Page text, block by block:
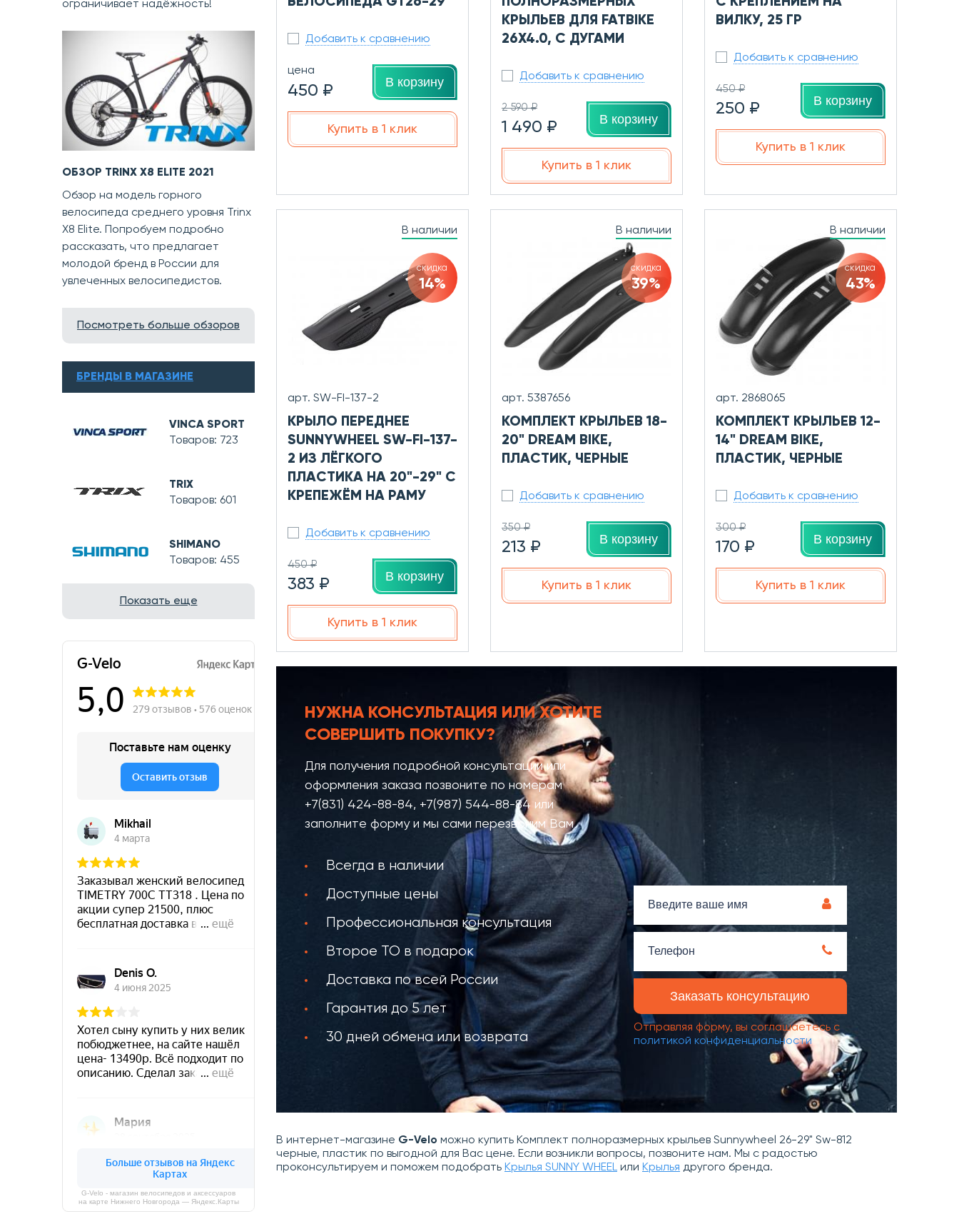
ограничивает надёжность!
ОБЗОР TRINX X8 ELITE 2021
Обзор на модель горного
велосипеда среднего уровня Trinx
X8 Elite. Попробуем подробно
рассказать, что предлагает
молодой бренд в России для
увлеченных велосипедистов.
Посмотреть больше обзоров
БРЕНДЫ В МАГАЗИНЕ
VINCA SPORT
Товаров: 723
TRIX
Товаров: 601
SHIMANO
Товаров: 455
Показать еще
G-Velo - магазин велосипедов и аксессуаров
на карте Нижнего Новгорода — Яндекс.Карты
Добавить к сравнению
цена
450 ₽ В корзину
Купить в 1 клик
КРЫЛЬЕВ ДЛЯ FATBIKE
26X4.0, С ДУГАМИ
Добавить к сравнению
2 590 ₽
1 490 ₽ В корзину
Купить в 1 клик
ВИЛКУ, 25 ГР
Добавить к сравнению
450 ₽
250 ₽ В корзину
Купить в 1 клик
В наличии
скидка
14%
арт. SW-FI-137-2
КРЫЛО ПЕРЕДНЕЕ
SUNNYWHEEL SW-FI-137-
2 ИЗ ЛЁГКОГО
ПЛАСТИКА НА 20"-29" С
КРЕПЕЖЁМ НА РАМУ
Добавить к сравнению
450 ₽
383 ₽ В корзину
Купить в 1 клик
В наличии
скидка
39%
арт. 5387656
КОМПЛЕКТ КРЫЛЬЕВ 18-
20" DREAM BIKE,
ПЛАСТИК, ЧЕРНЫЕ
Добавить к сравнению
350 ₽
213 ₽ В корзину
Купить в 1 клик
В наличии
скидка
43%
арт. 2868065
КОМПЛЕКТ КРЫЛЬЕВ 12-
14" DREAM BIKE,
ПЛАСТИК, ЧЕРНЫЕ
Добавить к сравнению
300 ₽
170 ₽ В корзину
Купить в 1 клик
НУЖНА КОНСУЛЬТАЦИЯ
ИЛИ ХОТИТЕ
СОВЕРШИТЬ ПОКУПКУ?
Для получения подробной консультации или
оформления заказа позвоните по номерам
+7(831) 424-88-84, +7(987) 544-88-84 или
заполните форму и мы сами перезвоним Вам
Всегда в наличии
Доступные цены
Профессиональная консультация
Второе ТО в подарок
Доставка по всей России
Гарантия до 5 лет
30 дней обмена или возврата
Отправляя форму, вы соглашаетесь с
политикой конфиденциальности
В интернет-магазине G-Velo можно купить Комплект полноразмерных крыльев Sunnywheel 26-29" Sw-812
черные, пластик по выгодной для Вас цене. Если возникли вопросы, позвоните нам. Мы с радостью
проконсультируем и поможем подобрать Крылья SUNNY WHEEL или Крылья другого бренда.